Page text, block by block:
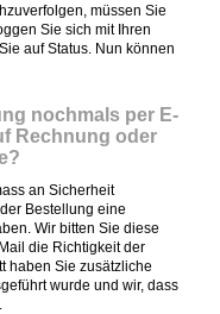
müssen Sie
Sie sich mit Ihren
auf Status. Nun können
nochmals per E-
Rechnung oder
an Sicherheit
Bestellung eine
Wir bitten Sie diese
die Richtigkeit der
haben Sie zusätzliche
wurde und wir, dass